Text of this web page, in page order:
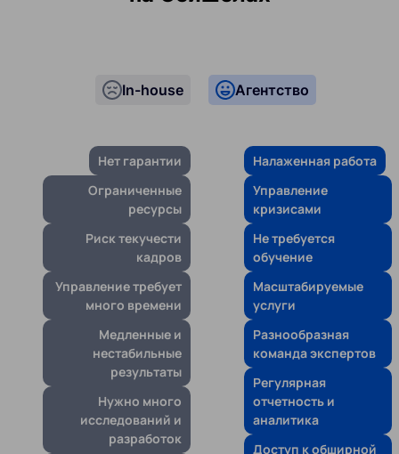
In-house
Нет гарантии
Ограниченные
ресурсы
Риск текучести
кадров
Управление требует
много времени
Медленные и
нестабильные
результаты
Нужно много
исследований и
разработок
Агентство
Налаженная работа
Управление
кризисами
Не требуется
обучение
Масштабируемые
услуги
Разнообразная
команда экспертов
Регулярная
отчетность и
аналитика
Доступ к обширной